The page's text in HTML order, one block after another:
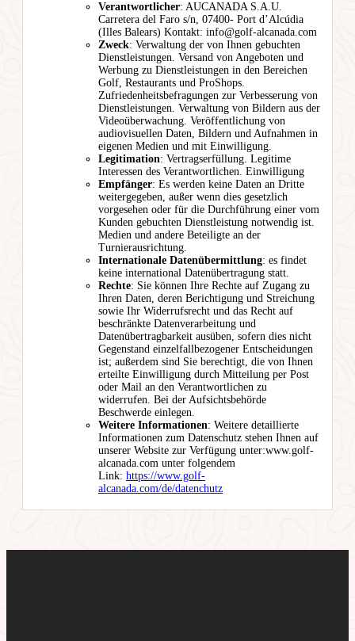
Verantwortlicher: AUCANADA S.A.U.
Carretera del Faro s/n, 07400- Port d’Alcúdia
(Illes Balears) Kontakt: info@golf-alcanada.com
Zweck: Verwaltung der von Ihnen gebuchten
Dienstleistungen. Versand von Angeboten und
Werbung zu Dienstleistungen in den Bereichen
Golf, Restaurants und ProShops.
Zufriedenheitsbefragungen zur Verbesserung von
Dienstleistungen. Verwaltung von Bildern aus der
Videoüberwachung. Veröffentlichung von
audiovisuellen Daten, Bildern und Aufnahmen in
eigenen Medien und mit Einwilligung.
Legitimation: Vertragserfüllung. Legitime
Interessen des Verantwortlichen. Einwilligung
Empfänger: Es werden keine Daten an Dritte
weitergegeben, außer wenn dies gesetzlich
vorgesehen oder für die Durchführung einer vom
Kunden gebuchten Dienstleistung notwendig ist.
Medien und andere Beteiligte an der
Turnierausrichtung.
Internationale Datenübermittlung: es findet
keine international Datenübertragung statt.
Rechte: Sie können Ihre Rechte auf Zugang zu
Ihren Daten, deren Berichtigung und Streichung
sowie Ihr Widerrufsrecht und das Recht auf
beschränkte Datenverarbeitung und
Datenübertragbarkeit ausüben, sofern dies nicht
Gegenstand einzelfallbezogener Entscheidungen
ist; außerdem sind Sie berechtigt, die von Ihnen
erteilte Einwilligung durch Mitteilung per Post
oder Mail an den Verantwortlichen zu
widerrufen. Bei der Aufsichtsbehörde
Beschwerde einlegen.
Weitere Informationen: Weitere detaillierte
Informationen zum Datenschutz stehen Ihnen auf
unserer Website zur Verfügung unter:www.golf-
alcanada.com unter folgendem
Link: https://www.golf-
alcanada.com/de/datenchutz